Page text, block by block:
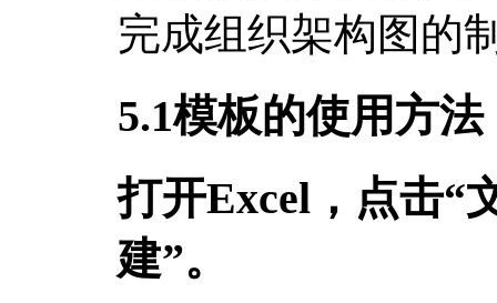
完成组织架构图的
5.1模板的使用方法
打开Excel，点击“
建”。